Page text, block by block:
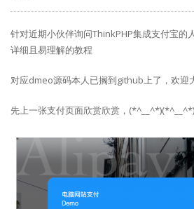
针对近期小伙伴询问ThinkPHP集成支付宝的
详细且易理解的教程
对应dmeo源码本人已搁到github上了，欢迎
先上一张支付页面欣赏欣赏，(*^__^*)(*^__^*)